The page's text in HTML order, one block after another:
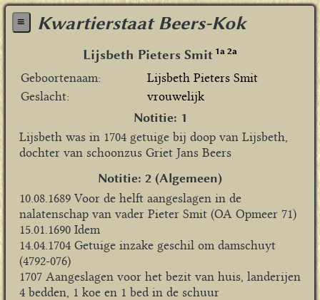
≡ Kwartierstaat Beers-Kok
Lijsbeth Pieters Smit 1a 2a
Geboortenaam
Lijsbeth Pieters Smit
Geslacht
vrouwelijk
Notitie: 1
Lijsbeth was in 1704 getuige bij doop van Lijsbeth,
dochter van schoonzus Griet Jans Beers
Notitie: 2 (Algemeen)
10.08.1689 Voor de helft aangeslagen in de
nalatenschap van vader Pieter Smit (OA Opmeer 71)
15.01.1690 Idem
14.04.1704 Getuige inzake geschil om damschuyt
(4792-076)
1707 Aangeslagen voor het bezit van huis, landerijen
4 bedden, 1 koe en 1 bed in de schuur